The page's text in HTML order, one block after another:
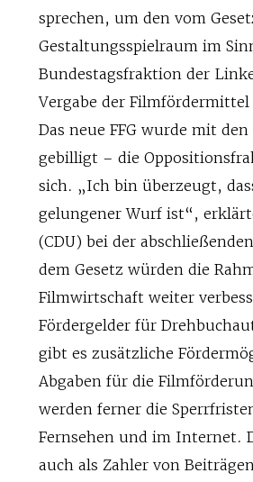
sprechen, um den vom
Gestaltungsspielraum im
Bundestagsfraktion der
Vergabe der
Das neue FFG wurde mit
gebilligt – die
sich. „Ich bin überzeugt,
gelungener Wurf ist“,
(CDU) bei der
dem Gesetz würden die
Filmwirtschaft weiter
Fördergelder für
gibt es zusätzliche
Abgaben für die
werden ferner die
Fernsehen und im Internet.
auch als Zahler von